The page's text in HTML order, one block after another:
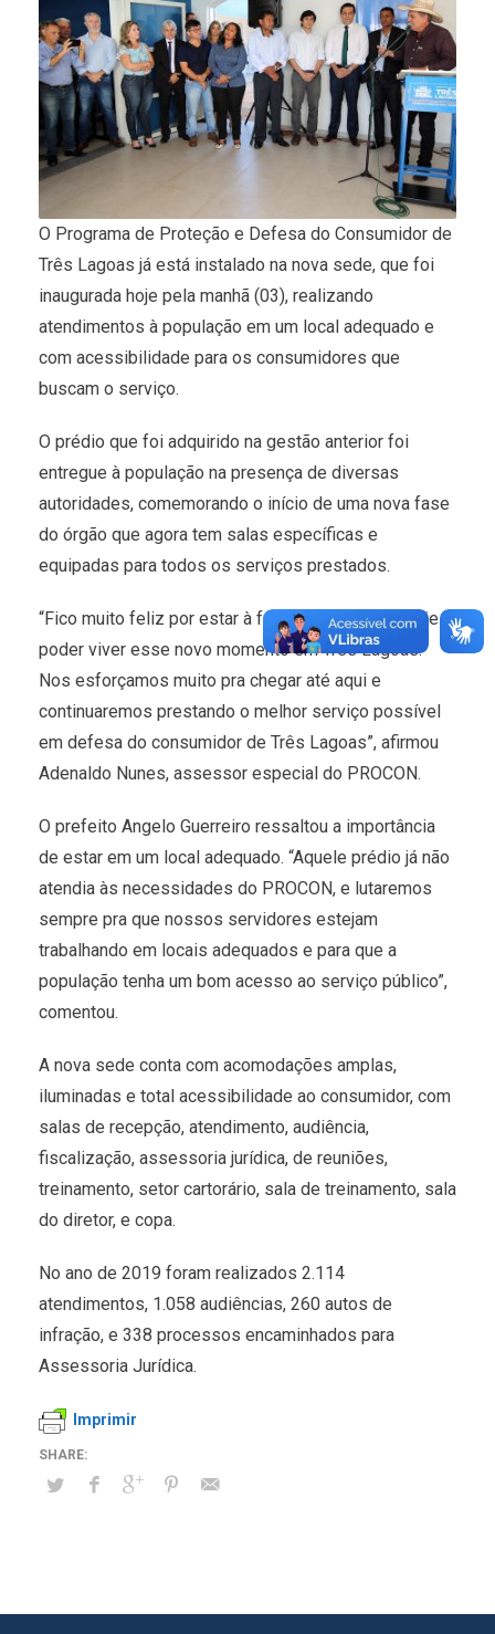
O Programa de Proteção e Defesa do Consumidor de
Três Lagoas já está instalado na nova sede, que foi
inaugurada hoje pela manhã (03), realizando
atendimentos à população em um local adequado e
com acessibilidade para os consumidores que
buscam o serviço.
O prédio que foi adquirido na gestão anterior foi
entregue à população na presença de diversas
autoridades, comemorando o início de uma nova fase
do órgão que agora tem salas específicas e
equipadas para todos os serviços prestados.
“Fico muito feliz por estar à frente do PROCON hoje e
poder viver esse novo momento em Três Lagoas.
Nos esforçamos muito pra chegar até aqui e
continuaremos prestando o melhor serviço possível
em defesa do consumidor de Três Lagoas”, afirmou
Adenaldo Nunes, assessor especial do PROCON.
O prefeito Angelo Guerreiro ressaltou a importância
de estar em um local adequado. “Aquele prédio já não
atendia às necessidades do PROCON, e lutaremos
sempre pra que nossos servidores estejam
trabalhando em locais adequados e para que a
população tenha um bom acesso ao serviço público”,
comentou.
A nova sede conta com acomodações amplas,
iluminadas e total acessibilidade ao consumidor, com
salas de recepção, atendimento, audiência,
fiscalização, assessoria jurídica, de reuniões,
treinamento, setor cartorário, sala de treinamento, sala
do diretor, e copa.
No ano de 2019 foram realizados 2.114
atendimentos, 1.058 audiências, 260 autos de
infração, e 338 processos encaminhados para
Assessoria Jurídica.
Imprimir